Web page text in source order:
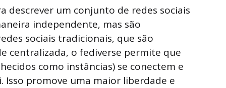
descrever um conjunto de redes sociais
independente, mas são
sociais tradicionais, que são
centralizada, o fediverse permite que
como instâncias) se conectem e
promove uma maior liberdade e